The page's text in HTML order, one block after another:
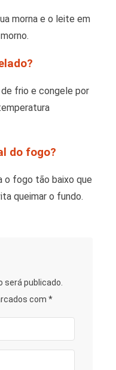
morna e o leite em
frio e congele por
do fogo?
o fogo tão baixo que
queimar o fundo.
será publicado.
com *